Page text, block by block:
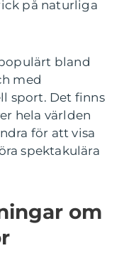
på naturliga
bland
med
sport. Det finns
hela världen
för att visa
spektakulära
om